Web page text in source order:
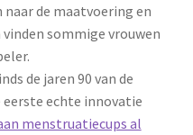
naar de maatvoering en
sommige vrouwen
de jaren 90 van de
eerste echte innovatie
menstruatiecups al